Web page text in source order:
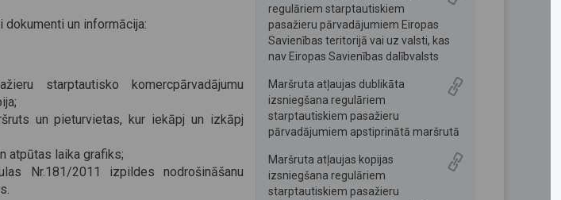
un informācija:
starptautisko komercpārvadājumu
un pieturvietas, kur iekāpj un izkāpj
atpūtas laika grafiks;
Nr.181/2011 izpildes nodrošināšanu
regulāriem starptautiskiem
pasažieru pārvadājumiem Eiropas
Savienības teritorijā vai uz valsti, kas
nav Eiropas Savienības dalībvalsts
Maršruta atļaujas dublikāta
izsniegšana regulāriem
starptautiskiem pasažieru
pārvadājumiem apstiprinātā maršrutā
Maršruta atļaujas kopijas
izsniegšana regulāriem
starptautiskiem pasažieru